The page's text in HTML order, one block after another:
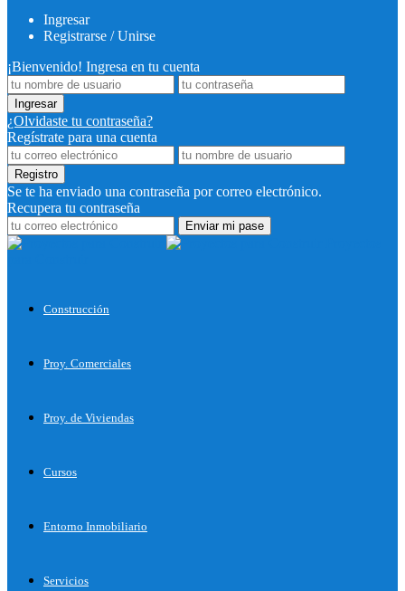
Ingresar
Registrarse / Unirse
¡Bienvenido! Ingresa en tu cuenta
¿Olvidaste tu contraseña?
Regístrate para una cuenta
Se te ha enviado una contraseña por correo electrónico.
Recupera tu contraseña
Construcción
Proy. Comerciales
Proy. de Viviendas
Cursos
Entorno Inmobiliario
Servicios